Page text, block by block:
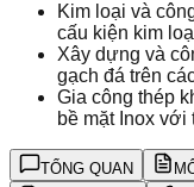
Kim loại và
cấu kiện kim
Xây dựng và
gạch đá trên
Gia công thép
bề mặt Inox với
TỔNG QUAN